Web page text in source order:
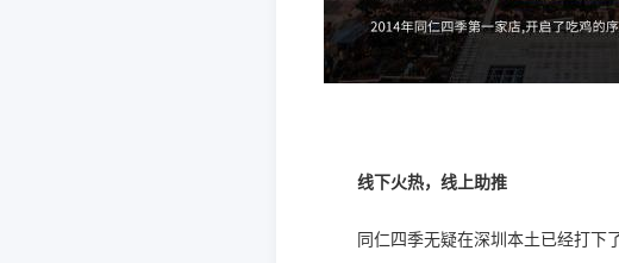
线下火热，线上助推
同仁四季无疑在深圳本土已经打下